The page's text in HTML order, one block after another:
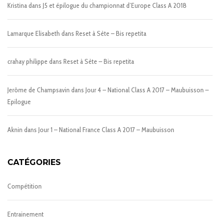
Kristinadans J5 et épilogue du championnat d’Europe Class A 2018
Lamarque Elisabeth dans Reset à Sète – Bis repetita
crahay philippe dans Reset à Sète – Bis repetita
Jerôme de Champsavin dans Jour 4 – National Class A 2017 – Maubuisson –
Epilogue
Aknin dans Jour 1 – National France Class A 2017 – Maubuisson
CATÉGORIES
Compétition
Entrainement